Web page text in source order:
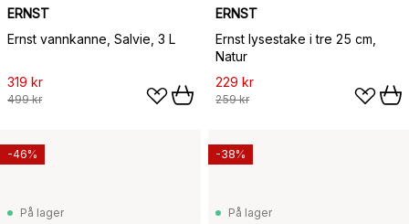
ERNST
Ernst vannkanne, Salvie, 3 L
319 kr
499 kr
ERNST
Ernst lysestake i tre 25 cm,
Natur
229 kr
259 kr
På lager
-46%
På lager
-38%